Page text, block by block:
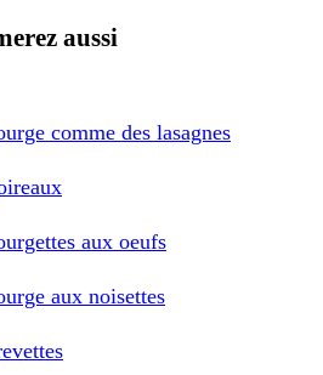
aussi
comme des lasagnes
aux oeufs
aux noisettes